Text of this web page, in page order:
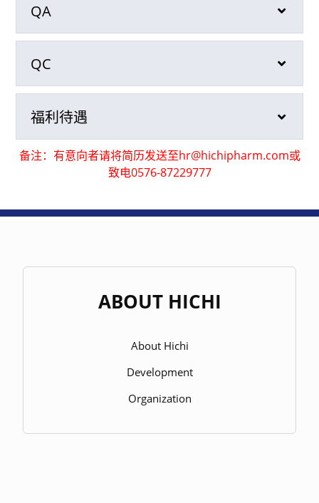
QA
QC
福利待遇
备注：有意向者请将简历发送至hr@hichipharm.com或
致电0576-87229777
ABOUT HICHI
About Hichi
Development
Organization